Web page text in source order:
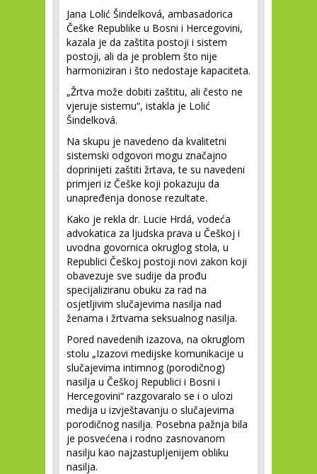
Jana Lolić Šindelková, ambasadorica
Češke Republike u Bosni i Hercegovini,
kazala je da zaštita postoji i sistem
postoji, ali da je problem što nije
harmoniziran i što nedostaje kapaciteta.
„Žrtva može dobiti zaštitu, ali često ne
vjeruje sistemu“, istakla je Lolić
Šindelková.
Na skupu je navedeno da kvalitetni
sistemski odgovori mogu značajno
doprinijeti zaštiti žrtava, te su navedeni
primjeri iz Češke koji pokazuju da
unapređenja donose rezultate.
Kako je rekla dr. Lucie Hrdá, vodeća
advokatica za ljudska prava u Češkoj i
uvodna govornica okruglog stola, u
Republici Češkoj postoji novi zakon koji
obavezuje sve sudije da prođu
specijaliziranu obuku za rad na
osjetljivim slučajevima nasilja nad
ženama i žrtvama seksualnog nasilja.
Pored navedenih izazova, na okruglom
stolu „Izazovi medijske komunikacije u
slučajevima intimnog (porodičnog)
nasilja u Češkoj Republici i Bosni i
Hercegovini“ razgovaralo se i o ulozi
medija u izvještavanju o slučajevima
porodičnog nasilja. Posebna pažnja bila
je posvećena i rodno zasnovanom
nasilju kao najzastupljenijem obliku
nasilja.